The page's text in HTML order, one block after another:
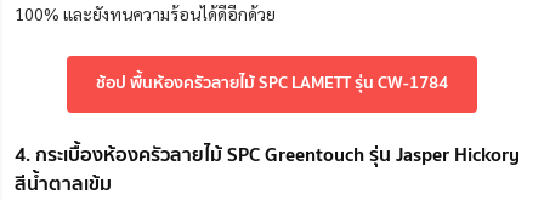
100% และยังทนความร้อนได้ดีอีกด้วย
ช้อป พื้นห้องครัวลายไม้ SPC LAMETT รุ่น CW-1784
4. กระเบื้องห้องครัวลายไม้ SPC Greentouch รุ่น Jasper Hickory
สีน้ำตาลเข้ม